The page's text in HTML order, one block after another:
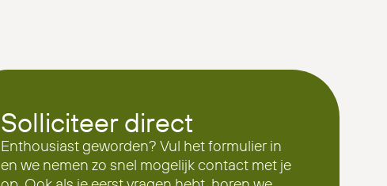
Solliciteer direct
Enthousiast geworden? Vul het formulier in
en we nemen zo snel mogelijk contact met je